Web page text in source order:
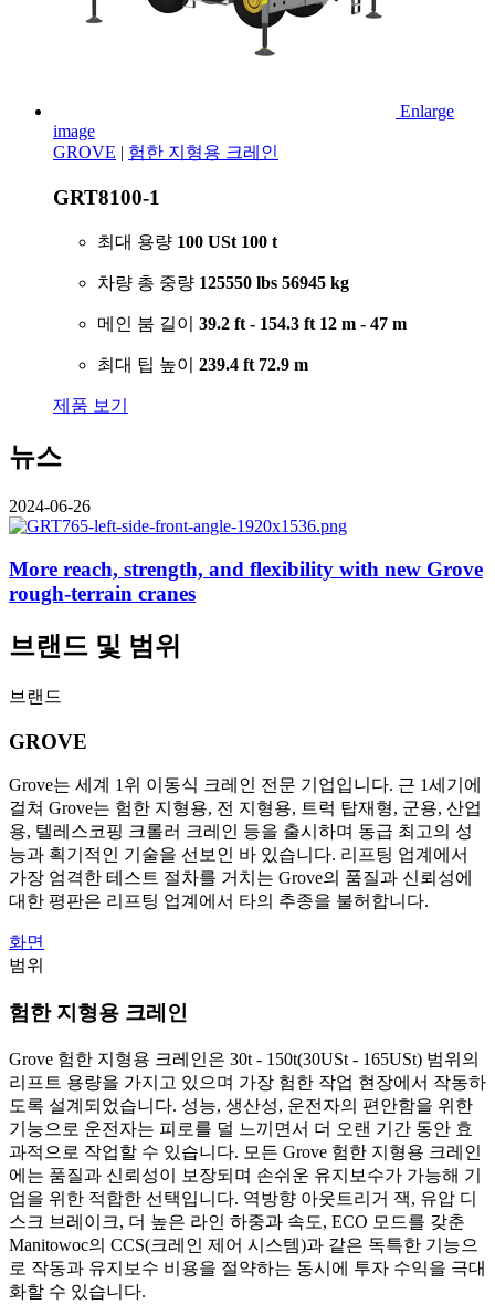
Enlarge
image
GROVE | 험한 지형용 크레인
GRT8100-1
최대 용량 100 USt 100 t
차량 총 중량 125550 lbs 56945 kg
메인 붐 길이 39.2 ft - 154.3 ft 12 m - 47 m
최대 팁 높이 239.4 ft 72.9 m
제품 보기
뉴스
2024-06-26
More reach, strength, and flexibility with new Grove
rough-terrain cranes
브랜드 및 범위
브랜드
GROVE
Grove는 세계 1위 이동식 크레인 전문 기업입니다. 근 1세기에
걸쳐 Grove는 험한 지형용, 전 지형용, 트럭 탑재형, 군용, 산업
용, 텔레스코핑 크롤러 크레인 등을 출시하며 동급 최고의 성
능과 획기적인 기술을 선보인 바 있습니다. 리프팅 업계에서
가장 엄격한 테스트 절차를 거치는 Grove의 품질과 신뢰성에
대한 평판은 리프팅 업계에서 타의 추종을 불허합니다.
화면
범위
험한 지형용 크레인
Grove 험한 지형용 크레인은 30t - 150t(30USt - 165USt) 범위의
리프트 용량을 가지고 있으며 가장 험한 작업 현장에서 작동하
도록 설계되었습니다. 성능, 생산성, 운전자의 편안함을 위한
기능으로 운전자는 피로를 덜 느끼면서 더 오랜 기간 동안 효
과적으로 작업할 수 있습니다. 모든 Grove 험한 지형용 크레인
에는 품질과 신뢰성이 보장되며 손쉬운 유지보수가 가능해 기
업을 위한 적합한 선택입니다. 역방향 아웃트리거 잭, 유압 디
스크 브레이크, 더 높은 라인 하중과 속도, ECO 모드를 갖춘
Manitowoc의 CCS(크레인 제어 시스템)과 같은 독특한 기능으
로 작동과 유지보수 비용을 절약하는 동시에 투자 수익을 극대
화할 수 있습니다.